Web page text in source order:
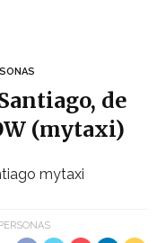
de
(mytaxi)